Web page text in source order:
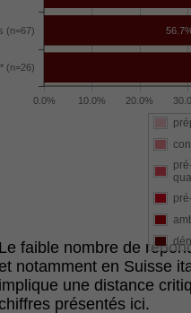
0.0% 10.0% 20.0%
(n=26)
(n=67)
Le faible nombre de
et notamment en Suisse
implique une distance
chiffres présentés ici.